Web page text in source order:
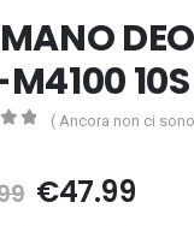
( Ancora non ci
Il
€47.99Il